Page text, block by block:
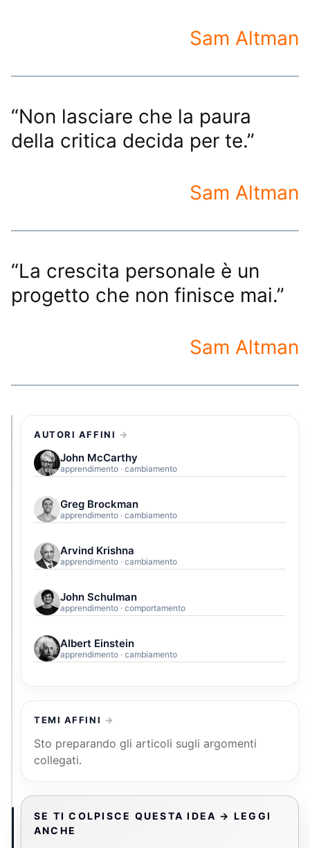
Sam Altman
“Non lasciare che la paura
della critica decida per te.”
Sam Altman
“La crescita personale è un
progetto che non finisce mai.”
Sam Altman
AUTORI AFFINI
John McCarthy
apprendimento · cambiamento
Greg Brockman
apprendimento · cambiamento
Arvind Krishna
apprendimento · cambiamento
John Schulman
apprendimento · comportamento
Albert Einstein
apprendimento · cambiamento
TEMI AFFINI
Sto preparando gli articoli sugli argomenti
collegati.
SE TI COLPISCE QUESTA IDEA → LEGGI
ANCHE